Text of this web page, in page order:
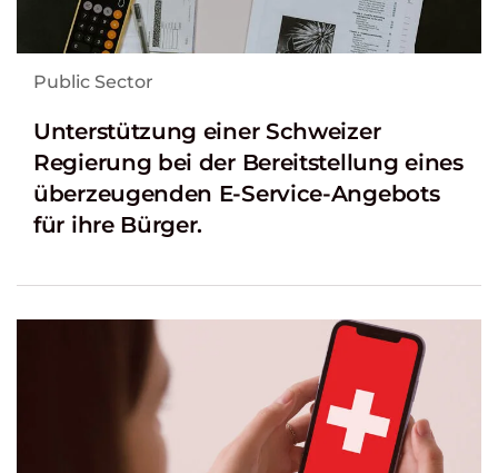
Public Sector
Unterstützung einer Schweizer
Regierung bei der Bereitstellung eines
überzeugenden E-Service-Angebots
für ihre Bürger.